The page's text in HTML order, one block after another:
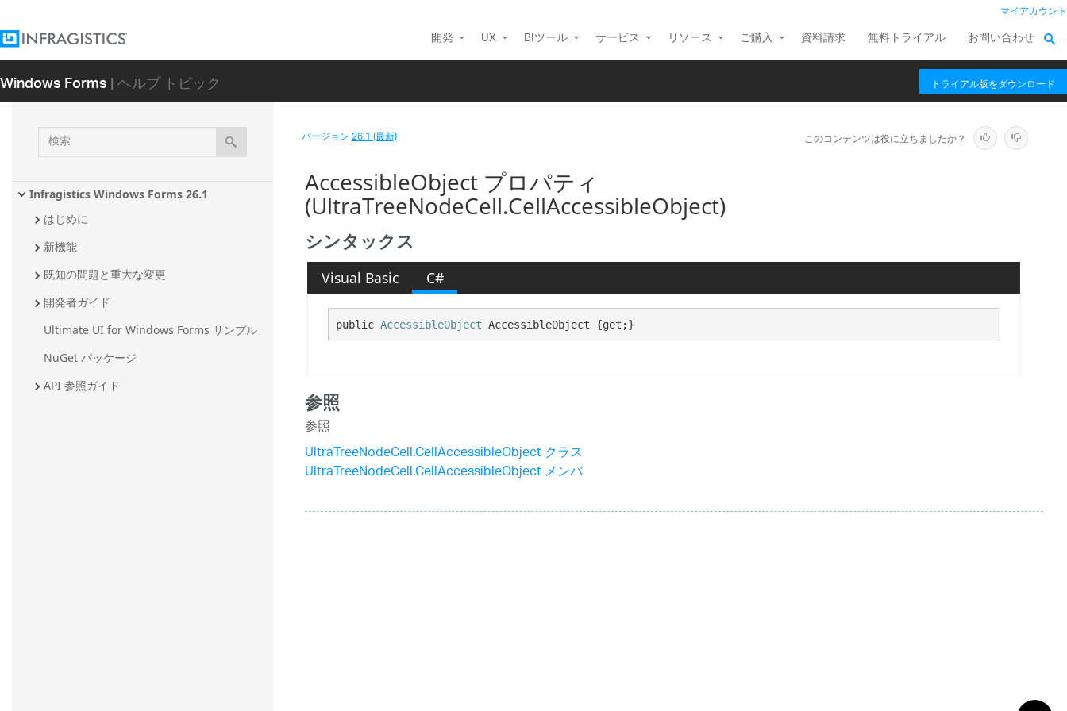
マイアカウント
開発 UX BIツール サービス リソース ご購入 資料請求 無料トライアル お問い合わせ
Windows Forms| ヘルプ トピック トライアル版をダウンロード
検
索
Infragistics Windows Forms 26.1
はじめに
新機能
既知の問題と重大な変更
開発者ガイド
Ultimate UI for Windows Forms サンプル
NuGet パッケージ
API 参照ガイド
バージョン26.1 (最新) このコンテンツは役に立ちましたか？
AccessibleObject プロパティ
(UltraTreeNodeCell.CellAccessibleObject)
シンタックス
Visual Basic C#
public AccessibleObject AccessibleObject {get;}
参照
参照
UltraTreeNodeCell.CellAccessibleObject クラス
UltraTreeNodeCell.CellAccessibleObject メンバ